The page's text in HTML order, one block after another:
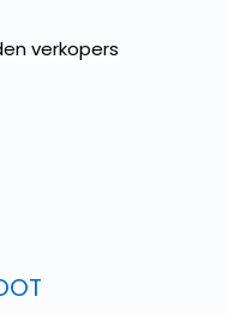
verkopers